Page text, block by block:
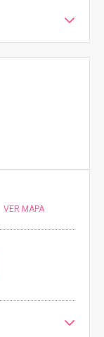
VER MAPA